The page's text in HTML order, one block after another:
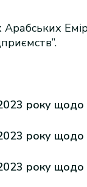
Арабських
року щодо
року щодо
року щодо